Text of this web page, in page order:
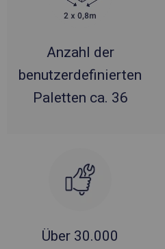
Anzahl der
benutzerdefinierten
Paletten ca. 36
Über 30.000